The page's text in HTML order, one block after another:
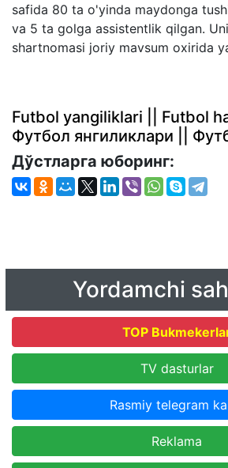
safida 80 ta o'yinda maydonga
va 5 ta golga assistentlik qilgan.
shartnomasi joriy mavsum oxirida
Futbol yangiliklari || Futbol
Футбол янгиликлари ||
Дўстларга юборинг:
Yordamchi
TOP
TV dasturlar
Rasmiy telegram
Reklama